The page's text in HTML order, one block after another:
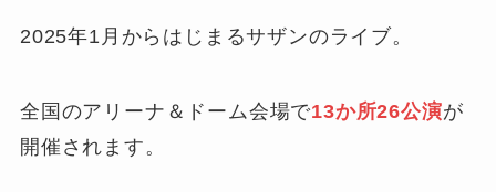
2025年1月からはじまるサザンのライブ。
全国のアリーナ＆ドーム会場で13か所26公演が
開催されます。